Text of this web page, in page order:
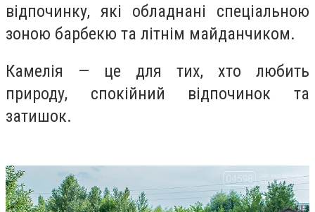
відпочинку, які обладнані спеціальною
зоною барбекю та літнім майданчиком.
Камелія — це для тих, хто любить
природу, спокійний відпочинок та
затишок.